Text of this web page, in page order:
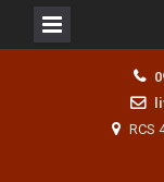
RCS